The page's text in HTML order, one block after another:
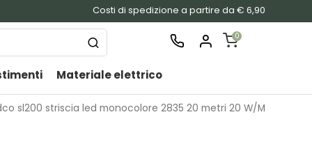
Costi di spedizione a partire da € 6,90
0
CART
Materiale elettrico
sl200 striscia led monocolore 2835 20 metri 20 W/M